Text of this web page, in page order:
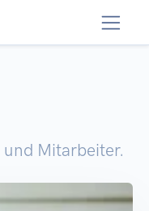
Mitarbeiter.